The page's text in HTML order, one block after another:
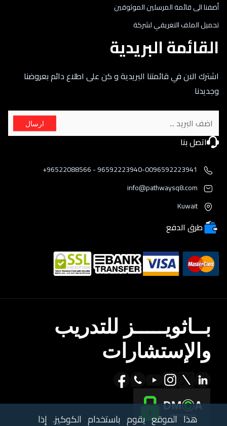
أضفنا الى قائمة المرسلين الموثوقين
تحميل الملف التعريفي لشركة
القائمة البريدية
اشترك الان في قائمتنا البريدية و كن على اطلاع دائم بعروضنا
وجديدنا
ارسال
اتصل بنا
96592223940-0096592223941 - 96522088566+
info@pathwaysq8.com
Kuwait
طرق الدفع
بــاثويـــــز للتدريب
والإستشارات
هذا الموقع يقوم باستخدام الكوكيز. إذا